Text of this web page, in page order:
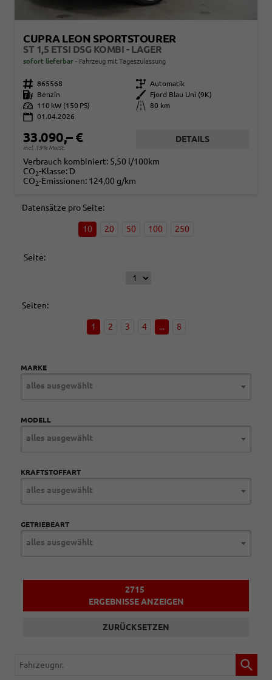
CUPRA LEON SPORTSTOURER
ST 1,5 ETSI DSG KOMBI - LAGER
sofort lieferbar Fahrzeug mit Tageszulassung
Fahrzeugnr. 865568 Getriebe Automatik
Kraftstoff
Benzin Außenfarbe
Fjord Blau Uni (9K)
Leistung
110 kW (150 PS) Kilometerstand
80 km
01.04.2026
33.090,– €
incl. 19% MwSt.
DETAILS
Verbrauch kombiniert: 5,50 l/100km
CO2-Klasse: D
CO2-Emissionen: 124,00 g/km
Datensätze pro Seite:
10 20 50 100 250
Seite:
Seiten:
1 2 3 4 ... 8
MARKE
alles ausgewählt
MODELL
alles ausgewählt
KRAFTSTOFFART
alles ausgewählt
GETRIEBEART
alles ausgewählt
2715
ERGEBNISSE ANZEIGEN
ZURÜCKSETZEN
Fahrzeugnr.